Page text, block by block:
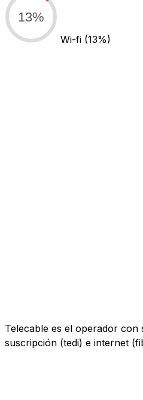
13%
Wi-fi (13%)
Telecable es el operador con
suscripción (tedi) e internet